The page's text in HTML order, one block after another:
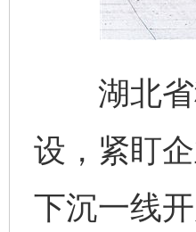
湖北省
设，紧盯
下沉一线